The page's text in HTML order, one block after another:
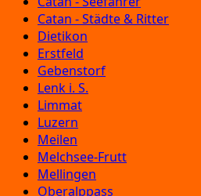
Catan - Städte & Ritter
Dietikon
Erstfeld
Gebenstorf
Lenk i. S.
Limmat
Luzern
Meilen
Melchsee-Frutt
Mellingen
Oberalppass